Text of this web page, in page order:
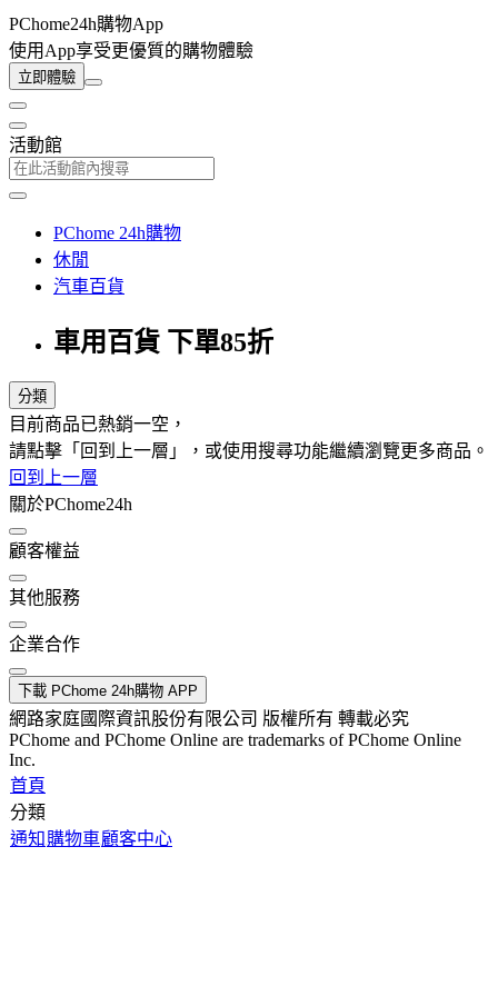
PChome24h購物App
使用App享受更優質的購物體驗
立即體驗
活動館
PChome 24h購物
休閒
汽車百貨
車用百貨 下單85折
分類
目前商品已熱銷一空，
請點擊「回到上一層」，或使用搜尋功能繼續瀏覽更多商品。
回到上一層
關於PChome24h
顧客權益
其他服務
企業合作
下載 PChome 24h購物 APP
網路家庭國際資訊股份有限公司 版權所有 轉載必究
PChome and PChome Online are trademarks of PChome Online
Inc.
首頁
分類
通知 購物車顧客中心